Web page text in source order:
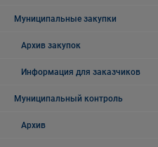
Муниципальные закупки
Архив закупок
Информация для заказчиков
Муниципальный контроль
Архив